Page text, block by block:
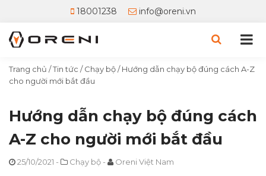
18001238 info@oreni.vn
Trang chủ /Tin tức /Chạy bộ/Hướng dẫn chạy bộ đúng cách A-Z
cho người mới bắt đầu
Hướng dẫn chạy bộ đúng cách
A-Z cho người mới bắt đầu
25/10/2021 - Chạy bộ - Oreni Việt Nam